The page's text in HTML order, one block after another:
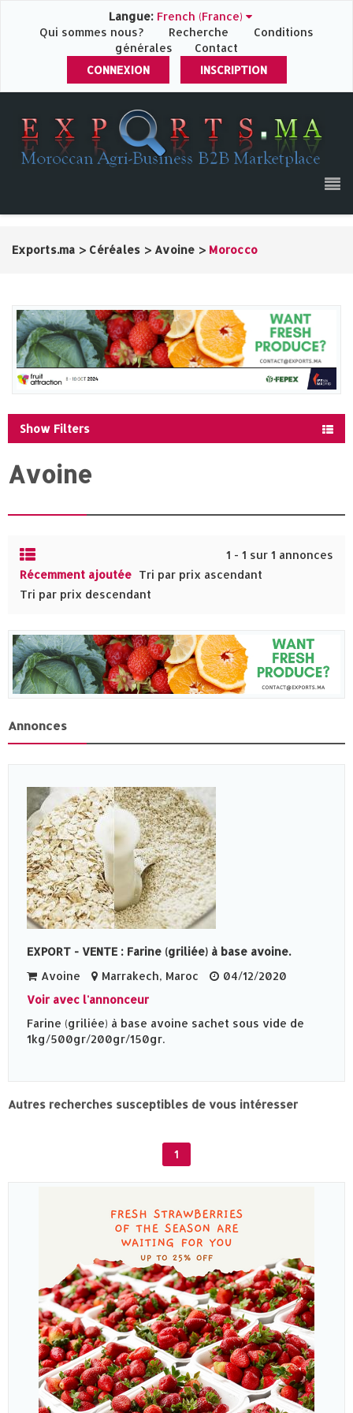
Langue: French (France)
Qui sommes nous?
Recherche
Conditions
générales
Contact
CONNEXION
INSCRIPTION
Exports.ma > Céréales > Avoine > Morocco
Show Filters
Avoine
1 - 1 sur 1 annonces
Récemment ajoutée Tri par prix ascendant
Tri par prix descendant
Annonces
EXPORT - VENTE : Farine (griliée) à base avoine.
Avoine
Marrakech, Maroc
04/12/2020
Voir avec l'annonceur
Farine (griliée) à base avoine sachet sous vide de
1kg/500gr/200gr/150gr.
Autres recherches susceptibles de vous intéresser
1